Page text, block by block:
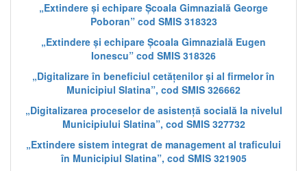
„Extindere și echipare Școala Gimnazială George
Poboran” cod SMIS 318323
„Extindere și echipare Școala Gimnazială Eugen
Ionescu” cod SMIS 318326
„Digitalizare în beneficiul cetățenilor și al firmelor în
Municipiul Slatina”, cod SMIS 326662
„Digitalizarea proceselor de asistență socială la nivelul
Municipiului Slatina”, cod SMIS 327732
„Extindere sistem integrat de management al traficului
în Municipiul Slatina”, cod SMIS 321905